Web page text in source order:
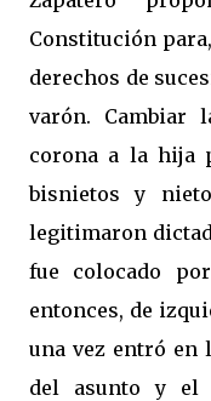
Constitución
derechos de
varón. Cambiar
corona a la hija
bisnietos y
legitimaron
fue colocado
entonces, de
una vez entró en
del asunto y el